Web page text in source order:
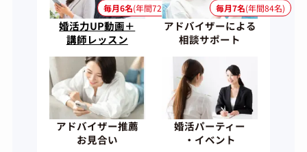
毎月6名(年間72名) 毎月7名(年間84名)
婚活力UP動画＋
講師レッスン
アドバイザーによる
相談サポート
アドバイザー推薦
お見合い
婚活パーティー
・イベント